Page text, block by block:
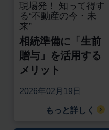
現場発！ 知って得す
る“不動産の今・未
来”
相続準備に「生前
贈与」を活用する
メリット
2026年02月19日
もっと詳しく